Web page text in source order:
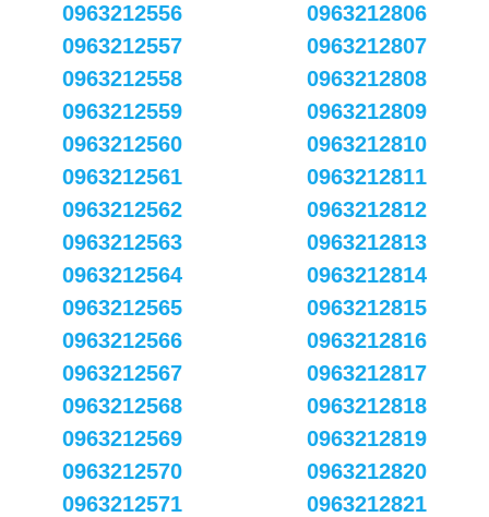
0963212556
0963212557
0963212558
0963212559
0963212560
0963212561
0963212562
0963212563
0963212564
0963212565
0963212566
0963212567
0963212568
0963212569
0963212570
0963212571
0963212806
0963212807
0963212808
0963212809
0963212810
0963212811
0963212812
0963212813
0963212814
0963212815
0963212816
0963212817
0963212818
0963212819
0963212820
0963212821